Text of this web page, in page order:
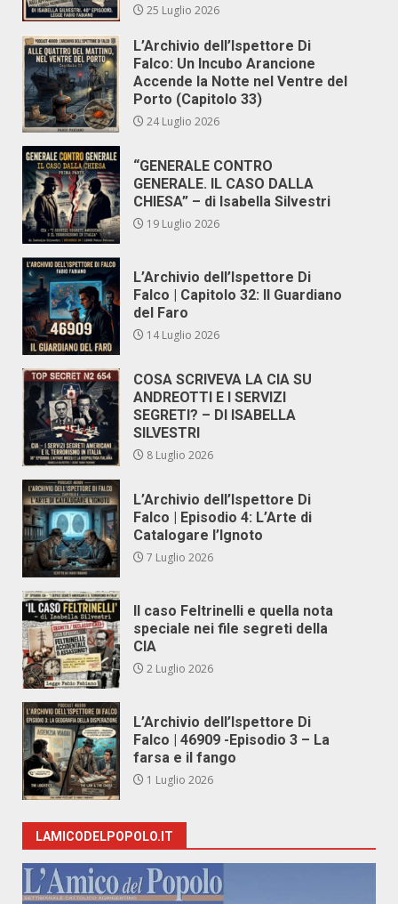
25 Luglio 2026
L’Archivio dell’Ispettore Di
Falco: Un Incubo Arancione
Accende la Notte nel Ventre del
Porto (Capitolo 33)
24 Luglio 2026
“GENERALE CONTRO
GENERALE. IL CASO DALLA
CHIESA” – di Isabella Silvestri
19 Luglio 2026
L’Archivio dell’Ispettore Di
Falco | Capitolo 32: Il Guardiano
del Faro
14 Luglio 2026
COSA SCRIVEVA LA CIA SU
ANDREOTTI E I SERVIZI
SEGRETI? – DI ISABELLA
SILVESTRI
8 Luglio 2026
L’Archivio dell’Ispettore Di
Falco | Episodio 4: L’Arte di
Catalogare l’Ignoto
7 Luglio 2026
Il caso Feltrinelli e quella nota
speciale nei file segreti della
CIA
2 Luglio 2026
L’Archivio dell’Ispettore Di
Falco | 46909 -Episodio 3 – La
farsa e il fango
1 Luglio 2026
LAMICODELPOPOLO.IT